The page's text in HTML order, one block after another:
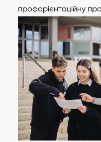
профорієнтаційну